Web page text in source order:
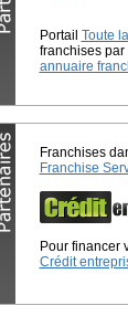
Portail Toute
franchises par
annuaire
Franchises
Franchise
Pour financer
Crédit